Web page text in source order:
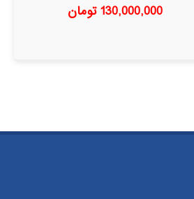
امتیاز
5.00
130,000,000تومان